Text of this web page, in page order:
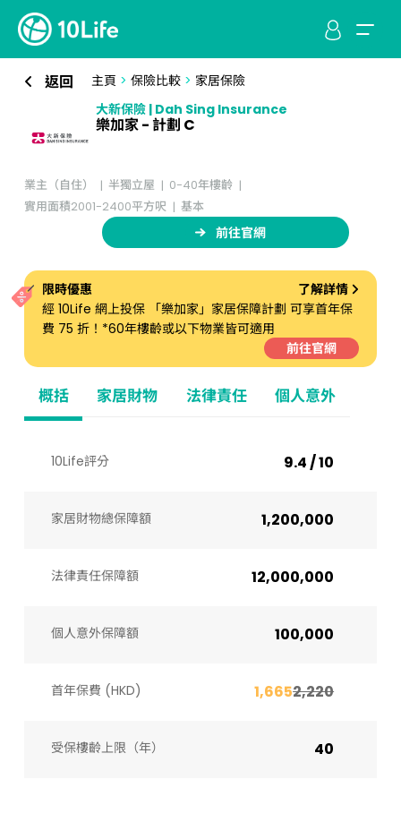
返回 主頁 > 保險比較> 家居保險
大新保險 | Dah Sing Insurance
樂加家 - 計劃 C
業主（自住） 半獨立屋
0-40年樓齡
實用面積2001-2400平方呎
基本
前往官網
概括 家居財物 法律責任 個人意外
限時優惠
了解詳情
經 10Life 網上投保 「樂加家」家居保障計劃 可享首年保
費 75 折！*60年樓齡或以下物業皆可適用
前往官網
10Life評分 9.4 / 10
家居財物總保障額 1,200,000
法律責任保障額 12,000,000
個人意外保障額 100,000
首年保費 (HKD) 1,6652,220
受保樓齡上限（年）​ 40